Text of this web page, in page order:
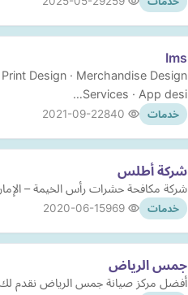
Ims
Design · Merchandise Design
Services · App desi…
خدمات 2021-09-22
شركة أطلس
شركة مكافحة حشرات رأس الخيمة –
خدمات 2020-06-15
جمس الرياض
أفضل مركز صيانة جمس الرياض نقدم لك